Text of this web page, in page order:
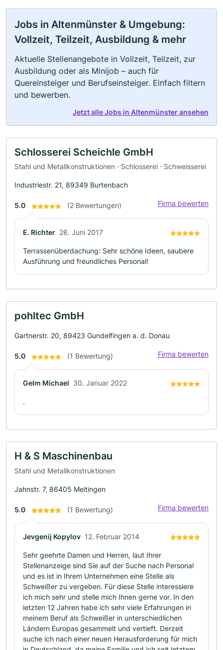
Jobs in Altenmünster & Umgebung:
Vollzeit, Teilzeit, Ausbildung & mehr
Aktuelle Stellenangebote in Vollzeit, Teilzeit, zur
Ausbildung oder als Minijob – auch für
Quereinsteiger und Berufseinsteiger. Einfach filtern
und bewerben.
Jetzt alle Jobs in Altenmünster ansehen
Schlosserei Scheichle GmbH
Stahl und Metallkonstruktionen · Schlosserei · Schweisserei
Industriestr. 21, 89349 Burtenbach
5.0 (2 Bewertungen) Firma bewerten
E. Richter 28. Juni 2017
Terrassenüberdachung: Sehr schöne Ideen, saubere
Ausführung und freundliches Personal!
pohltec GmbH
Gartnerstr. 20, 89423 Gundelfingen a. d. Donau
5.0 (1 Bewertung) Firma bewerten
Gelm Michael 30. Januar 2022
.
H & S Maschinenbau
Stahl und Metallkonstruktionen
Jahnstr. 7, 86405 Meitingen
5.0 (1 Bewertung) Firma bewerten
Jevgenij Kopylov 12. Februar 2014
Sehr geehrte Damen und Herren, laut Ihrer
Stellenanzeige sind Sie auf der Suche nach Personal
und es ist in Ihrem Unternehmen eine Stelle als
Schweißer zu vergeben. Für diese Stelle interessiere
ich mich sehr und stelle mich Ihnen gerne vor. In den
letzten 12 Jahren habe ich sehr viele Erfahrungen in
meinem Beruf als Schweißer in unterschiedlichen
Ländern Europas gesammelt und vertieft. Derzeit
suche ich nach einer neuen Herausforderung für mich